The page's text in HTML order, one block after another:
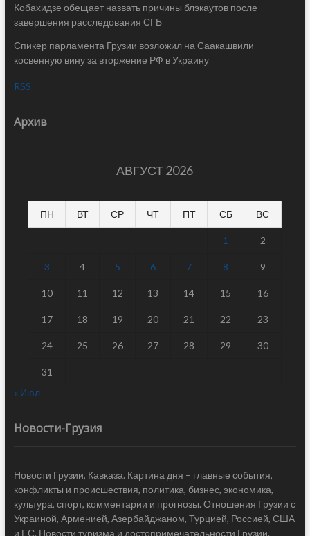
Кобахидзе обещает назвать причины блэкаутов после
завершения расследования СГБ
Спикер парламента Грузии возложил на Саакашвили
косвенную вину за вторжение РФ в Украину
RSS
Архив
АВГУСТ 2026
ПН ВТ СР ЧТ ПТ СБ ВС
1 2
3 4 5 6 7 8 9
10 11 12 13 14 15 16
17 18 19 20 21 22 23
24 25 26 27 28 29 30
31
« Июл
Новости-Грузия
Новости Грузии, Кавказа. Картина дня – главные события,
конфликты и происшествия, политика, бизнес, экономика,
культура, спорт, комментарии и прогнозы. Отношения Грузии с
Украиной, Арменией, Азербайджаном, Турцией, Россией, США
и ЕС. Новости туризма и достопримечательности Грузии.